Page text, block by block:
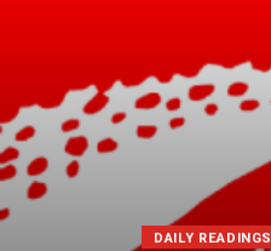
DAILY READINGS